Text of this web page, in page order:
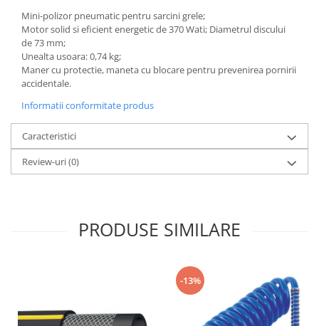
Mini-polizor pneumatic pentru sarcini grele;
Motor solid si eficient energetic de 370 Wati; Diametrul discului
de 73 mm;
Unealta usoara: 0,74 kg;
Maner cu protectie, maneta cu blocare pentru prevenirea pornirii
accidentale.
Informatii conformitate produs
Caracteristici
Review-uri(0)
PRODUSE SIMILARE
-13%